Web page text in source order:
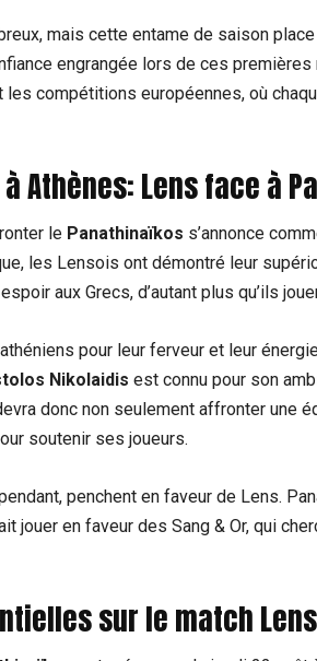
mais cette entame de saison
engrangée lors de ces
les compétitions européennes, où
Athènes: Lens face à
le Panathinaïkos s’annonce
les Lensois ont démontré leur
aux Grecs, d’autant plus qu’ils
pour leur ferveur et leur
Nikolaidis est connu pour son
donc non seulement affronter une
soutenir ses joueurs.
penchent en faveur de Lens.
jouer en faveur des Sang & Or, qui
sur le match